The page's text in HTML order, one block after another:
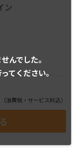
んでした。
てください。
ン
（消費税・サービス料込）